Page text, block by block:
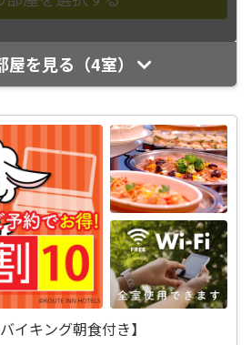
屋を見る（4室）
イキング朝食付き】